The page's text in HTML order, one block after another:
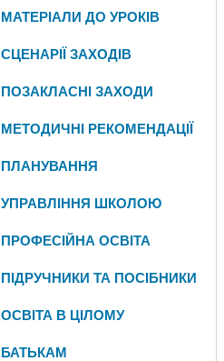
МАТЕРІАЛИ ДО УРОКІВ
СЦЕНАРІЇ ЗАХОДІВ
ПОЗАКЛАСНІ ЗАХОДИ
МЕТОДИЧНІ РЕКОМЕНДАЦІЇ
ПЛАНУВАННЯ
УПРАВЛІННЯ ШКОЛОЮ
ПРОФЕСІЙНА ОСВІТА
ПІДРУЧНИКИ ТА ПОСІБНИКИ
ОСВІТА В ЦІЛОМУ
БАТЬКАМ